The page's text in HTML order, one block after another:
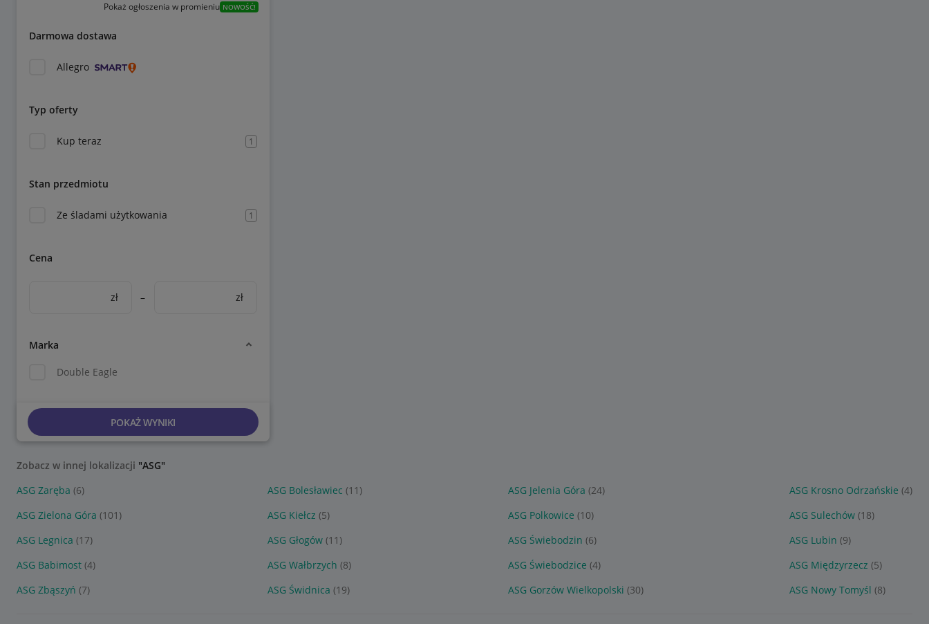
Pokaż ogłoszenia w promieniu NOWOŚĆ!
Darmowa dostawa
Allegro
Typ oferty
Kup teraz 1
Stan przedmiotu
Ze śladami użytkowania 1
Cena
zł – zł
Marka
Double Eagle
POKAŻ WYNIKI
Zobacz w innej lokalizacji "ASG"
ASG Zaręba (6) ASG Bolesławiec (11) ASG Jelenia Góra (24) ASG Krosno Odrzańskie (4)
ASG Zielona Góra (101) ASG Kiełcz (5) ASG Polkowice (10) ASG Sulechów (18)
ASG Legnica (17) ASG Głogów (11) ASG Świebodzin (6) ASG Lubin (9)
ASG Babimost (4) ASG Wałbrzych (8) ASG Świebodzice (4) ASG Międzyrzecz (5)
ASG Zbąszyń (7) ASG Świdnica (19) ASG Gorzów Wielkopolski (30) ASG Nowy Tomyśl (8)